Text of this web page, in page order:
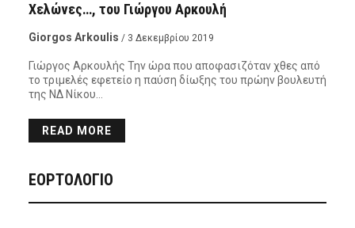
Χελώνες…, του Γιώργου Αρκουλή
Giorgos Arkoulis / 3 Δεκεμβρίου 2019
Γιώργος Αρκουλής Την ώρα που αποφασιζόταν χθες από
το τριμελές εφετείο η παύση δίωξης του πρώην βουλευτή
της ΝΔ Νίκου…
READ MORE
ΕΟΡΤΟΛΟΓΙΟ